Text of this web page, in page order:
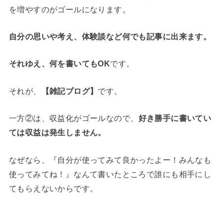
を増やすのがゴールになります。
自分の思いや考え、体験談など何でも記事に出来ます。
それゆえ、何を書いてもOKです。
それが、 【雑記ブログ】 です。
一方②は、収益化がゴールなので、 好き勝手に書いてい
ては収益は発生しません。
なぜなら、『自分が使ってみて良かったよー！みんなも
使ってみてね！』なんて書いたところで誰にも相手にし
てもらえないからです。